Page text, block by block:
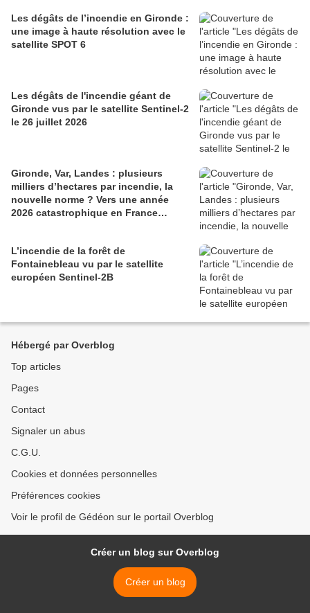
Les dégâts de l’incendie en Gironde :
une image à haute résolution avec le
satellite SPOT 6
Les dégâts de l'incendie géant de
Gironde vus par le satellite Sentinel-2
le 26 juillet 2026
Gironde, Var, Landes : plusieurs
milliers d’hectares par incendie, la
nouvelle norme ? Vers une année
2026 catastrophique en France…
L’incendie de la forêt de
Fontainebleau vu par le satellite
européen Sentinel-2B
Hébergé par Overblog
Top articles
Pages
Contact
Signaler un abus
C.G.U.
Cookies et données personnelles
Préférences cookies
Voir le profil de Gédéon sur le portail Overblog
Créer un blog sur Overblog
Créer un blog